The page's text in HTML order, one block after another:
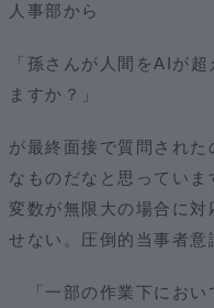
人事部から
「孫さんが人間をAIが
ますか？」
が最終面接で質問された
なものだなと思っていま
変数が無限大の場合に
せない。圧倒的当事者意
「一部の作業下におい